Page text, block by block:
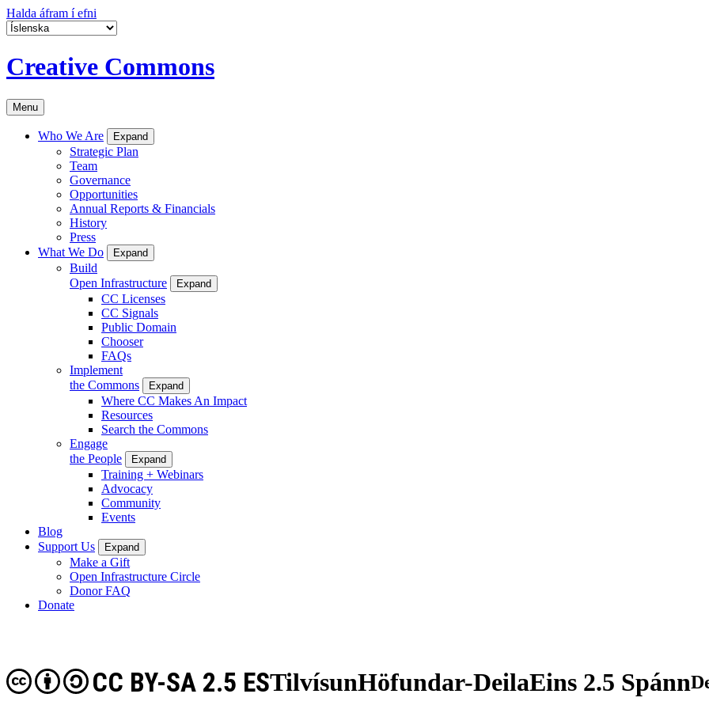
Halda áfram í efni
Creative Commons
Menu
Who We Are Expand
Strategic Plan
Team
Governance
Opportunities
Annual Reports & Financials
History
Press
What We Do
Expand
Build
Open Infrastructure
Expand
CC Licenses
CC Signals
Public Domain
Chooser
FAQs
Implement
the Commons
Expand
Where CC Makes An Impact
Resources
Search the Commons
Engage
the People
Expand
Training + Webinars
Advocacy
Community
Events
Blog
Support Us
Expand
Make a Gift
Open Infrastructure Circle
Donor FAQ
Donate
TilvísunHöfundar-DeilaEins 2.5 Spánn
CC BY-SA 2.5 ES